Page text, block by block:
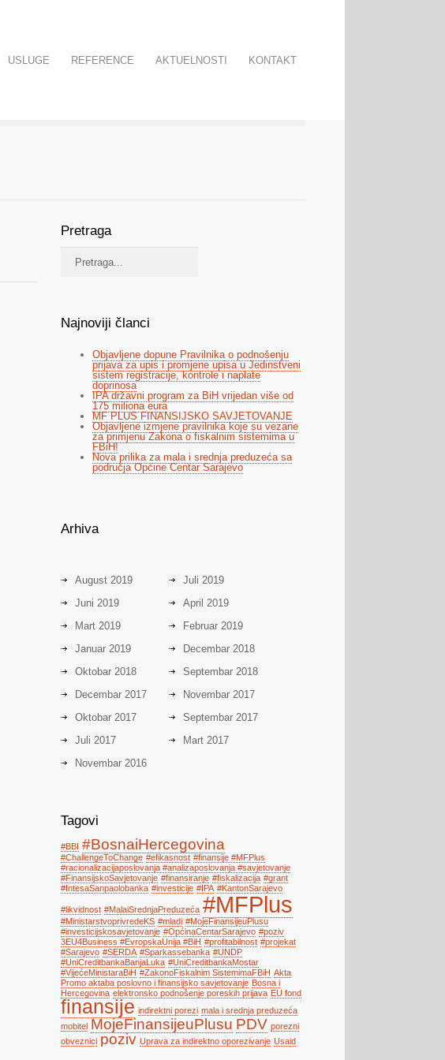
USLUGE REFERENCE AKTUELNOSTI KONTAKT
Pretraga
Najnoviji članci
Objavljene dopune Pravilnika o podnošenju
prijava za upis i promjene upisa u Jedinstveni
sistem registracije, kontrole i naplate
doprinosa
IPA državni program za BiH vrijedan više od
175 miliona eura
MF PLUS FINANSIJSKO SAVJETOVANJE
Objavljene izmjene pravilnika koje su vezane
za primjenu Zakona o fiskalnim sistemima u
FBiH!
Nova prilika za mala i srednja preduzeća sa
područja Općine Centar Sarajevo
Arhiva
August 2019
Juli 2019
Juni 2019
April 2019
Mart 2019
Februar 2019
Januar 2019
Decembar 2018
Oktobar 2018
Septembar 2018
Decembar 2017
Novembar 2017
Oktobar 2017
Septembar 2017
Juli 2017
Mart 2017
Novembar 2016
Tagovi
#BBI #BosnaiHercegovina
#ChallengeToChange #efikasnost #finansije #MFPlus
#racionalizacijaposlovanja #analizaposlovanja #savjetovanje
#FinansijskoSavjetovanje #finansiranje #fiskalizacija #grant
#IntesaSanpaolobanka #investicije #IPA #KantonSarajevo
#likvidnost #MalaiSrednjaPreduzeća #MFPlus
#MinistarstvoprivredeKS #mladi #MojeFinansijeuPlusu
#investicijskosavjetovanje #OpćinaCentarSarajevo #poziv
3EU4Business #EvropskaUnija #BiH #profitabilnost #projekat
#Sarajevo #SERDA #Sparkassebanka #UNDP
#UniCreditbankaBanjaLuka #UniCreditbankaMostar
#VijećeMinistaraBiH #ZakonoFiskalnim SistemimaFBiH Akta
Promo aktaba poslovno i finansijsko savjetovanje Bosna i
Hercegovina elektronsko podnošenje poreskih prijava EU fond
finansije indirektni porezi mala i srednja preduzeća
mobitel MojeFinansijeuPlusu PDV porezni
obveznici poziv Uprava za indirektno oporezivanje Usaid